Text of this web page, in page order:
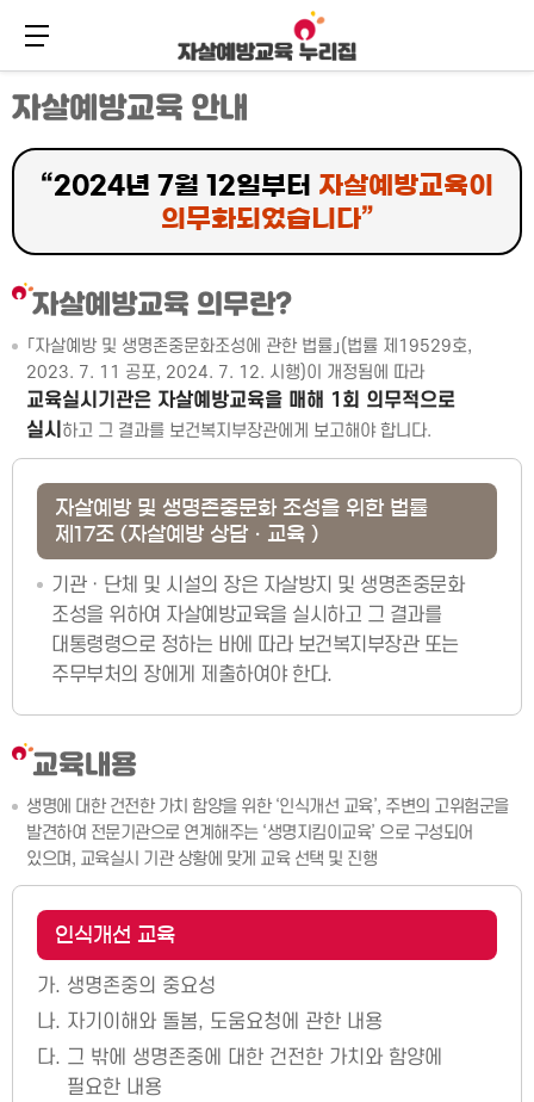
주
메
뉴
로
본
문
바
가
메뉴 버튼
자살예방교육 안내
“2024년 7월 12일부터 자살예방교육이
의무화되었습니다”
자살예방교육 의무란?
「자살예방 및 생명존중문화조성에 관한 법률」(법률 제19529호,
2023. 7. 11 공포, 2024. 7. 12. 시행)이 개정됨에 따라
교육실시기관은 자살예방교육을 매해 1회 의무적으로
실시 하고 그 결과를 보건복지부장관에게 보고해야 합니다.
자살예방 및 생명존중문화 조성을 위한 법률
제17조 (자살예방 상담ㆍ교육 )
기관ㆍ단체 및 시설의 장은 자살방지 및 생명존중문화
조성을 위하여 자살예방교육을 실시하고 그 결과를
대통령령으로 정하는 바에 따라 보건복지부장관 또는
주무부처의 장에게 제출하여야 한다.
교육내용
생명에 대한 건전한 가치 함양을 위한 ‘인식개선 교육’, 주변의 고위험군을
발견하여 전문기관으로 연계해주는 ‘생명지킴이교육’ 으로 구성되어
있으며, 교육실시 기관 상황에 맞게 교육 선택 및 진행
인식개선 교육
가. 생명존중의 중요성
나. 자기이해와 돌봄, 도움요청에 관한 내용
다. 그 밖에 생명존중에 대한 건전한 가치와 함양에
필요한 내용